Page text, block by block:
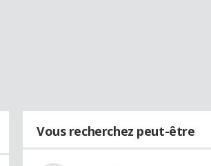
Vous recherchez peut-être